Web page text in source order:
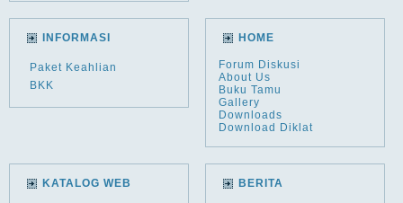
INFORMASI
Paket Keahlian
BKK
HOME
Forum Diskusi
About Us
Buku Tamu
Gallery
Downloads
Download Diklat
KATALOG WEB BERITA